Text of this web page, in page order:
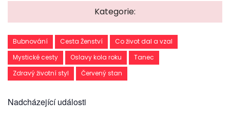
Kategorie:
Bubnování Cesta Ženství
Co život dal a vzal
Mystické cesty
Oslavy kola roku
Tanec
Zdravý životní styl
Červený stan
Nadcházející události